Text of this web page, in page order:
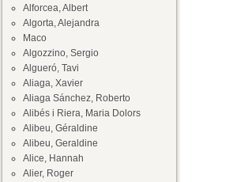
Alforcea, Albert
Algorta, Alejandra
Maco
Algozzino, Sergio
Algueró, Tavi
Aliaga, Xavier
Aliaga Sánchez, Roberto
Alibés i Riera, Maria Dolors
Alibeu, Géraldine
Alibeu, Geraldine
Alice, Hannah
Alier, Roger